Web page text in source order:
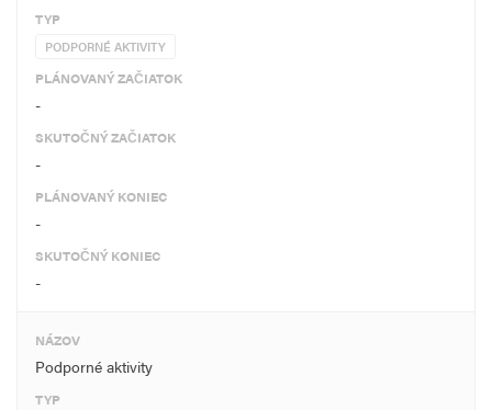
TYP
PODPORNÉ AKTIVITY
PLÁNOVANÝ ZAČIATOK
-
SKUTOČNÝ ZAČIATOK
-
PLÁNOVANÝ KONIEC
-
SKUTOČNÝ KONIEC
-
NÁZOV
Podporné aktivity
TYP